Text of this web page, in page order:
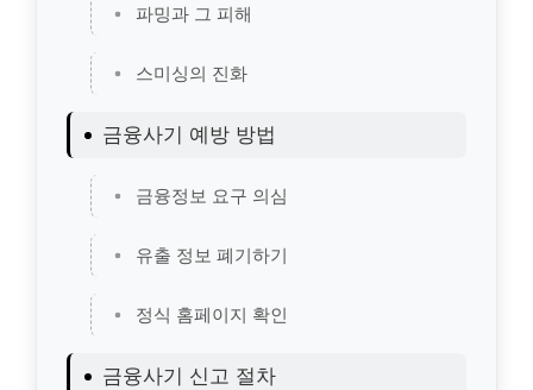
파밍과 그 피해
스미싱의 진화
금융사기 예방 방법
금융정보 요구 의심
유출 정보 폐기하기
정식 홈페이지 확인
금융사기 신고 절차